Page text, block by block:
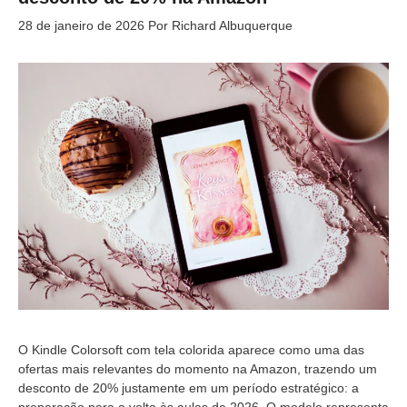
28 de janeiro de 2026 Por Richard Albuquerque
O Kindle Colorsoft com tela colorida aparece como uma das
ofertas mais relevantes do momento na Amazon, trazendo um
desconto de 20% justamente em um período estratégico: a